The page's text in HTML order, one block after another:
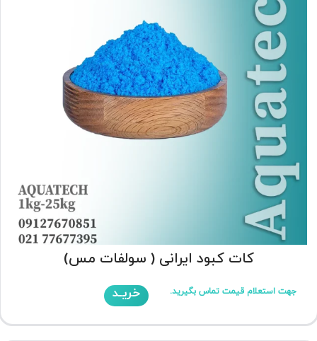
کات کبود ایرانی ( سولفات مس)
جهت استعلام قیمت تماس بگیرید. خریـد